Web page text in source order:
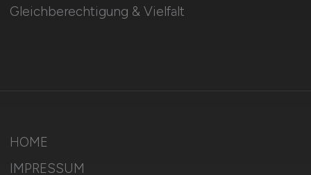
Gleichberechtigung & Vielfalt
HOME
IMPRESSUM